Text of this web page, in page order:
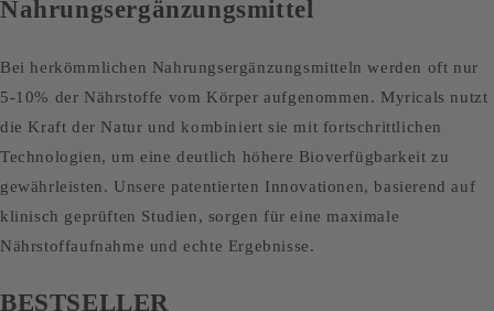
Nahrungsergänzungsmittel
Bei herkömmlichen Nahrungsergänzungsmitteln werden oft nur
5-10% der Nährstoffe vom Körper aufgenommen. Myricals nutzt
die Kraft der Natur und kombiniert sie mit fortschrittlichen
Technologien, um eine deutlich höhere Bioverfügbarkeit zu
gewährleisten. Unsere patentierten Innovationen, basierend auf
klinisch geprüften Studien, sorgen für eine maximale
Nährstoffaufnahme und echte Ergebnisse.
BESTSELLER